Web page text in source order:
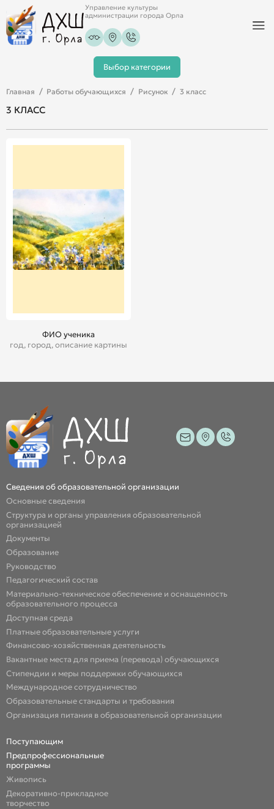
Управление культуры
администрации города Орла
Выбор категории
Главная Работы обучающихся Рисунок 3 класс
3 КЛАСС
ФИО ученика
год, город, описание картины
Сведения об образовательной организации
Основные сведения
Структура и органы управления образовательной
организацией
Документы
Образование
Руководство
Педагогический состав
Материально-техническое обеспечение и оснащенность
образовательного процесса
Доступная среда
Платные образовательные услуги
Финансово-хозяйственная деятельность
Вакантные места для приема (перевода) обучающихся
Стипендии и меры поддержки обучающихся
Международное сотрудничество
Образовательные стандарты и требования
Организация питания в образовательной организации
Поступающим
Предпрофессиональные
программы
Живопись
Декоративно-прикладное
творчество